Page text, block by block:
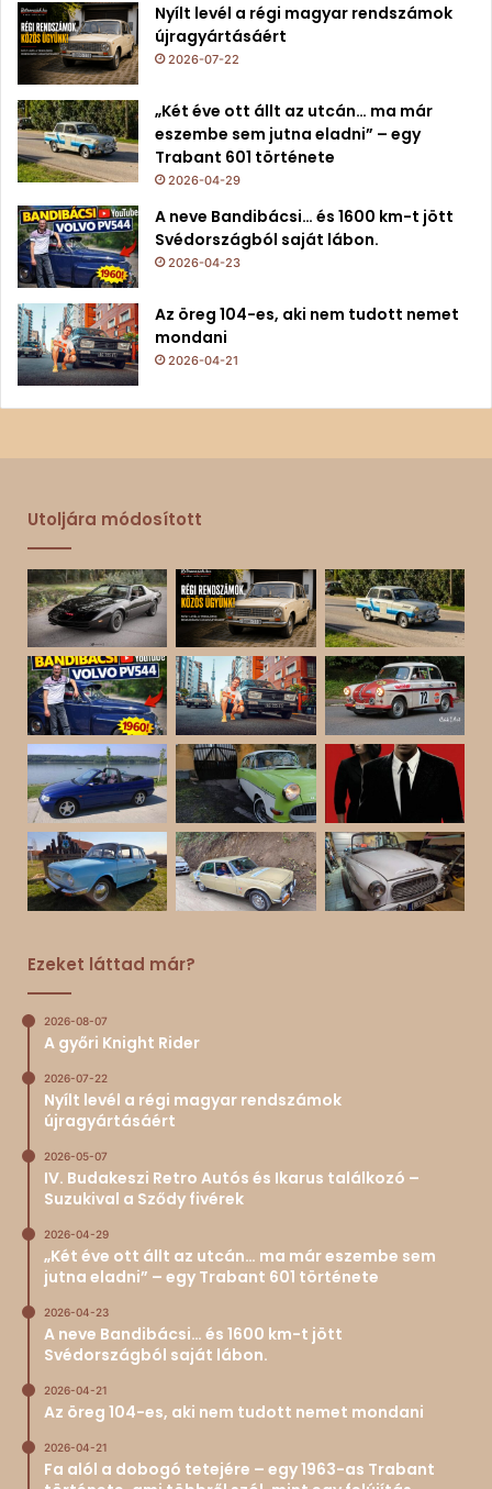
Nyílt levél a régi magyar rendszámok
újragyártásáért
2026-07-22
„Két éve ott állt az utcán… ma már
eszembe sem jutna eladni” – egy
Trabant 601 története
2026-04-29
A neve Bandibácsi… és 1600 km-t jött
Svédországból saját lábon.
2026-04-23
Az öreg 104-es, aki nem tudott nemet
mondani
2026-04-21
Utoljára módosított
Ezeket láttad már?
2026-08-07
A győri Knight Rider
2026-07-22
Nyílt levél a régi magyar rendszámok
újragyártásáért
2026-05-07
IV. Budakeszi Retro Autós és Ikarus találkozó –
Suzukival a Sződy fivérek
2026-04-29
„Két éve ott állt az utcán… ma már eszembe sem
jutna eladni” – egy Trabant 601 története
2026-04-23
A neve Bandibácsi… és 1600 km-t jött
Svédországból saját lábon.
2026-04-21
Az öreg 104-es, aki nem tudott nemet mondani
2026-04-21
Fa alól a dobogó tetejére – egy 1963-as Trabant